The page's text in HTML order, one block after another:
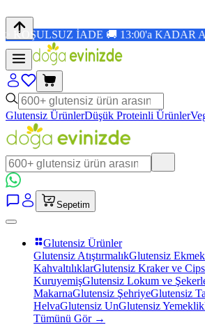
🚚 13:00'a KADAR AYNI GÜN
Glutensiz ÜrünlerDüşük Proteinli Ürünler
Sepetim
Glutensiz Ürünler
Glutensiz AtıştırmalıkGlutensiz Ekmek
KahvaltılıklarGlutensiz Kraker ve Cips
KuruyemişGlutensiz Lokum ve
MakarnaGlutensiz ŞehriyeGlutensiz
HelvaGlutensiz UnGlutensiz
Tümünü Gör →